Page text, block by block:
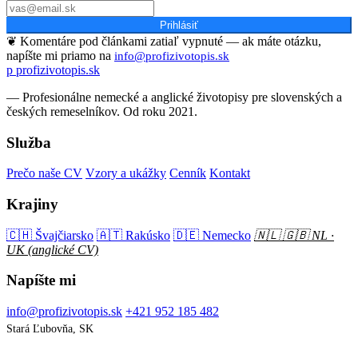
Prihlásiť
❦ Komentáre pod článkami zatiaľ vypnuté — ak máte otázku,
napíšte mi priamo na info@profizivotopis.sk
p profizivotopis.sk
— Profesionálne nemecké a anglické životopisy pre slovenských a
českých remeselníkov. Od roku 2021.
Služba
Prečo naše CV Vzory a ukážky Cenník Kontakt
Krajiny
🇨🇭 Švajčiarsko 🇦🇹 Rakúsko 🇩🇪 Nemecko 🇳🇱 🇬🇧 NL ·
UK (anglické CV)
Napíšte mi
info@profizivotopis.sk +421 952 185 482
Stará Ľubovňa, SK